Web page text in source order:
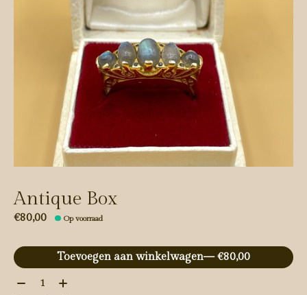
Antique Box
€80,00 Op voorraad
Toevoegen aan winkelwagen
— €80,00
Aantal: